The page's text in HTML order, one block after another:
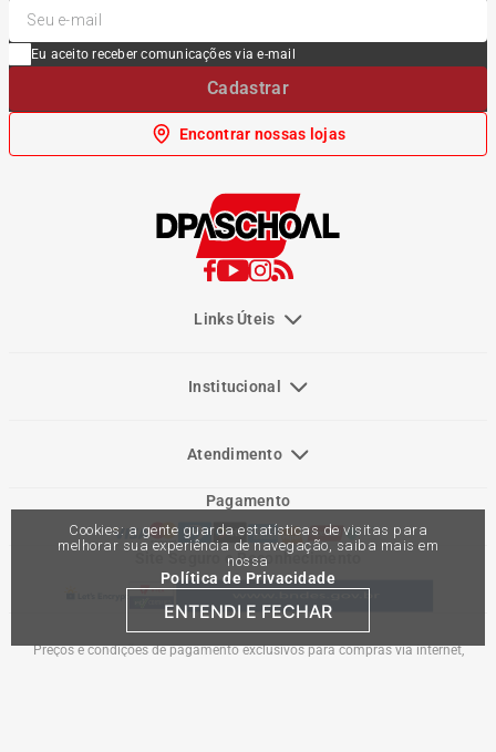
Cookies: a gente guarda estatísticas de visitas para
melhorar sua experiência de navegação, saiba mais em
nossa
Política de Privacidade
ENTENDI E FECHAR
Eu aceito receber comunicações via e-mail
Cadastrar
Encontrar nossas lojas
Links Úteis
Institucional
Atendimento
Pagamento
Site Seguro e Reconhecimento
Preços e condições de pagamento exclusivos para compras via internet,